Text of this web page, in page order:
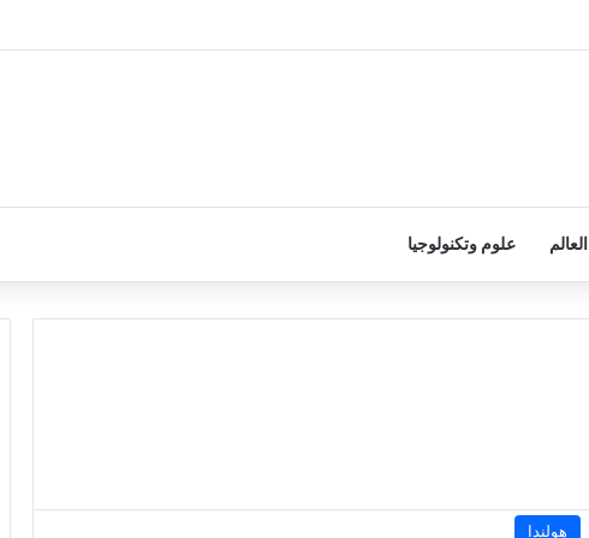
العالم علوم وتكنولوجيا
هولندا